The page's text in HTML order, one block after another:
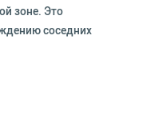
зоне. Это
соседних